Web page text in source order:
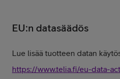
EU:n datasäädös
Lue lisää tuotteen datan
https://www.telia.fi/eu-data-act